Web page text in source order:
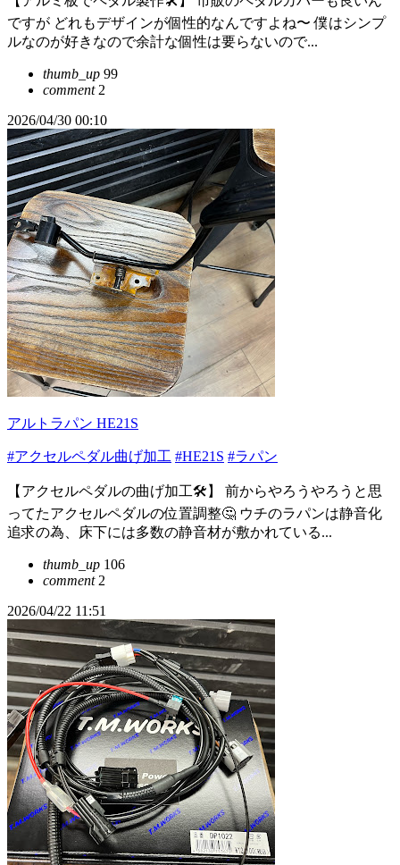
ですが どれもデザインが個性的なんですよね〜 僕はシンプ
ルなのが好きなので余計な個性は要らないので...
thumb_up 99
comment2
2026/04/30 00:10
アルトラパン HE21S
#アクセルペダル曲げ加工 #HE21S #ラパン
【アクセルペダルの曲げ加工🛠️】 前からやろうやろうと思
ってたアクセルペダルの位置調整🤔 ウチのラパンは静音化
追求の為、床下には多数の静音材が敷かれている...
thumb_up 106
comment2
2026/04/22 11:51